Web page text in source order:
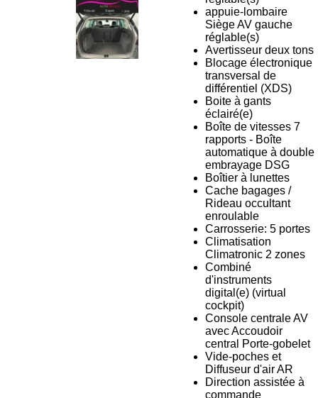
appuie-lombaire
Siège AV gauche
réglable(s)
Avertisseur deux tons
Blocage électronique
transversal de
différentiel (XDS)
Boite à gants
éclairé(e)
Boîte de vitesses 7
rapports - Boîte
automatique à double
embrayage DSG
Boîtier à lunettes
Cache bagages /
Rideau occultant
enroulable
Carrosserie: 5 portes
Climatisation
Climatronic 2 zones
Combiné
d'instruments
digital(e) (virtual
cockpit)
Console centrale AV
avec Accoudoir
central Porte-gobelet
Vide-poches et
Diffuseur d'air AR
Direction assistée à
commande